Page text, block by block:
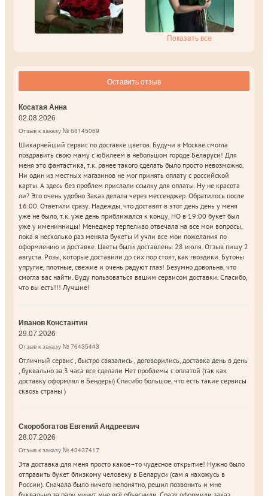
Показать все
Оставить отзыв
Косатая Анна
02.08.2026
Отзыв к заказу № 68145069
Шикарнейший сервис по доставке цветов. Будучи в Москве смогла
поздравить свою маму с юбилеем в небольшом городе Беларуси! Для
меня это фантастика, т.к. ранее такого сделать было просто невозможно.
Ни один из местных магазинов не мог принять оплату с российской
карты. А здесь без проблем прислали ссылку для оплаты. Ну не красота
ли? Это очень удобно Заказ делала через мессенджер. Обратилось после
16:00. Ответили сразу. Надежды, что доставят в этот день день у меня
уже не было, т.к. уже день приближался к концу, НО в 19:00 букет был
уже у именинницы! Менеджер терпеливо отвечала на все мои вопросы,
пока я несколько раз меняла букеты И учли все мои пожелания по
оформлению и доставке. Цветы были доставлены 28 июля. Отзыв пишу 2
августа. Розы, которые доставили до сих пор стоят, как гвоздики. Бутоны
упругие, плотные, свежие и очень радуют глаз! Безумно довольна, что
смогла вас найти. Буду пользоваться вашим сервисом доставки. Спасибо,
что вы есть!!! Лучшие!
Иванов Константин
29.07.2026
Отзыв к заказу № 76435443
Отличный сервис , быстро связались , договорились, доставка день в день
, буквально за 3 часа все сделали Нет проблемы с оплатой (так как
доставку оформлял в Бендеры) Спасибо большое, что есть такие сервисы
сквозь страны )
Скоробогатов Евгений Андреевич
28.07.2026
Отзыв к заказу № 43437417
Эта доставка для меня просто какое–то чудесное открытие! Нужно было
отправить букет близкому человеку в Беларуси (сам я нахожусь в
России). Сначала было ничего непонятно, решил позвонить и мне